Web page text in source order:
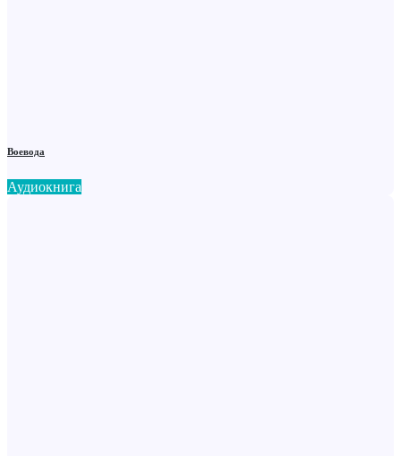
Воевода
Аудиокнига